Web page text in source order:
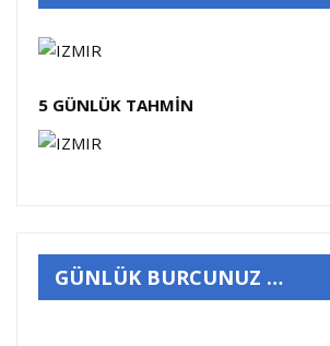
5 GÜNLÜK TAHMİN
GÜNLÜK BURCUNUZ …